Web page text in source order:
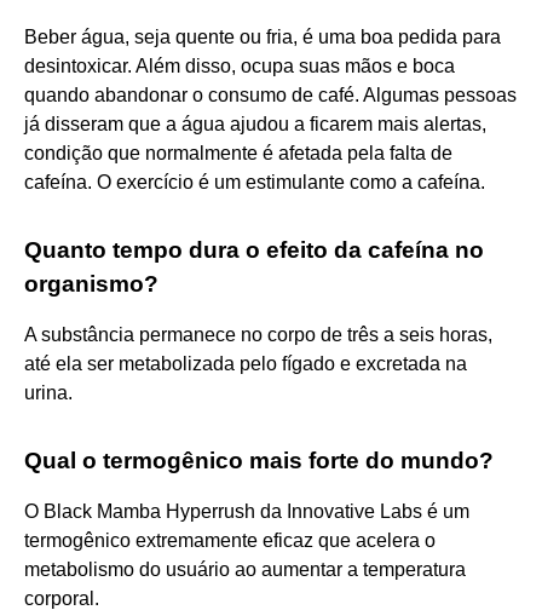
Beber água, seja quente ou fria, é uma boa pedida para
desintoxicar. Além disso, ocupa suas mãos e boca
quando abandonar o consumo de café. Algumas pessoas
já disseram que a água ajudou a ficarem mais alertas,
condição que normalmente é afetada pela falta de
cafeína. O exercício é um estimulante como a cafeína.
Quanto tempo dura o efeito da cafeína no
organismo?
A substância permanece no corpo de três a seis horas,
até ela ser metabolizada pelo fígado e excretada na
urina.
Qual o termogênico mais forte do mundo?
O Black Mamba Hyperrush da Innovative Labs é um
termogênico extremamente eficaz que acelera o
metabolismo do usuário ao aumentar a temperatura
corporal.